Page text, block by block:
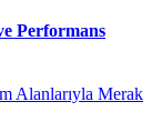
Performans